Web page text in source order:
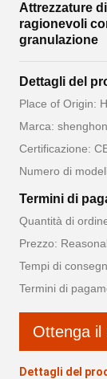
Attrezzature
ragionevoli
granulazione
Dettagli del
Place of Origin:
Marca:
Certificazione:
Numero di
Termini di
Quantità di
Prezzo:
Tempi di
Termini di
Ottenga il
Dettagli del